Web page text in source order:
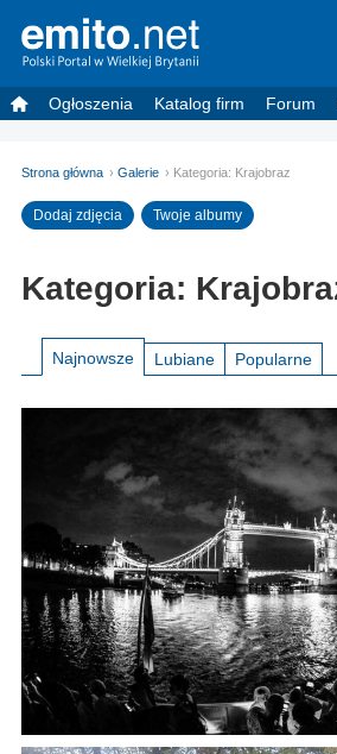
Ogłoszenia Katalog firm Forum
Strona główna Galerie Kategoria: Krajobraz
Dodaj zdjęcia Twoje albumy
Kategoria:
Najnowsze Lubiane Popularne